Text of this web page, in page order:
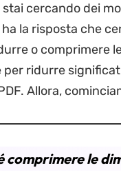
cercando dei
la risposta che
o comprimere
per ridurre
Allora,
comprimere le